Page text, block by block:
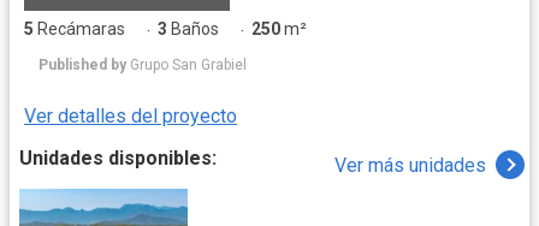
5 Recámaras · 3 Baños · 250m²
Published by Grupo San Grabiel
Ver detalles del proyecto
Unidades disponibles:
Ver más unidades